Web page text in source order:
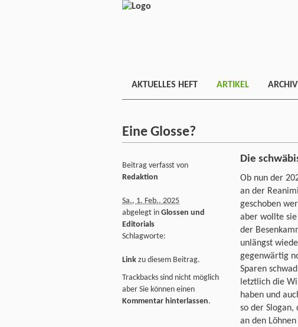
AKTUELLES HEFT ARTIKEL ARCHIV
Eine Glosse?
Die
Ob nun der
an der
geschoben
aber wollte
der
unlängst
gegenwärtig
Sparen
letztlich die
haben und
so der Slogan,
an den
Beitrag verfasst von
Redaktion
Sa., 1. Feb.. 2025
abgelegt in Glossen und
Editorials
Schlagworte:
Link zu diesem Beitrag.
Trackbacks sind nicht möglich
aber Sie können einen
Kommentar hinterlassen.